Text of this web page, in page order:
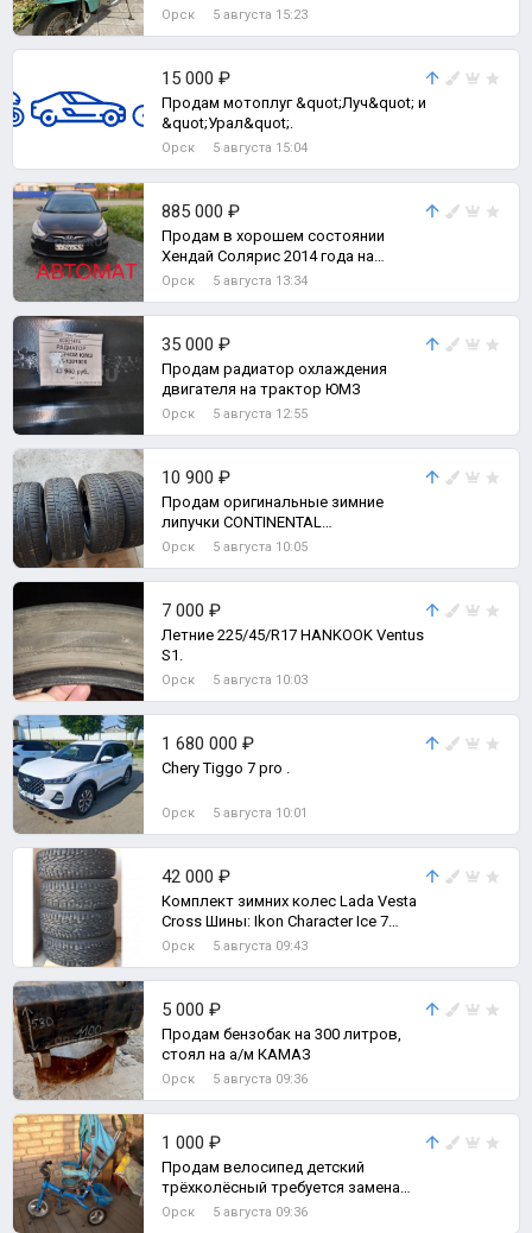
Орск 5 августа 15:23
15 000 ₽
Продам мотоплуг &quot;Луч&quot; и
&quot;Урал&quot;.
Орск 5 августа 15:04
885 000 ₽
Продам в хорошем состоянии
Хендай Солярис 2014 года на
АВТОМАТЕ. 1 хозяин.
Орск 5 августа 13:34
35 000 ₽
Продам радиатор охлаждения
двигателя на трактор ЮМЗ
Орск 5 августа 12:55
10 900 ₽
Продам оригинальные зимние
липучки CONTINENTAL
ContiWinterContact 215/60 R16.
Орск 5 августа 10:05
7 000 ₽
Летние 225/45/R17 HANKOOK Ventus
S1.
Орск 5 августа 10:03
1 680 000 ₽
Chery Tiggo 7 pro .
Орск 5 августа 10:01
42 000 ₽
Комплект зимних колес Lada Vesta
Cross Шины: Ikon Character Ice 7
(Nordman 7) Размер: 205/55 R16
Орск 5 августа 09:43
5 000 ₽
Продам бензобак на 300 литров,
стоял на а/м КАМАЗ
Орск 5 августа 09:36
1 000 ₽
Продам велосипед детский
трёхколёсный требуется замена
задней покрышки состояние на 4.
Орск 5 августа 09:36